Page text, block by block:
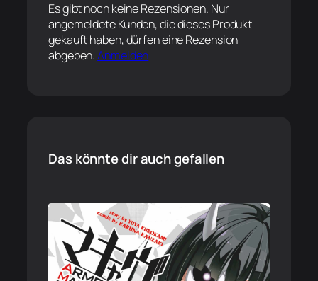
Es gibt noch keine Rezensionen. Nur
angemeldete Kunden, die dieses Produkt
gekauft haben, dürfen eine Rezension
abgeben.Anmelden
Das könnte dir auch gefallen